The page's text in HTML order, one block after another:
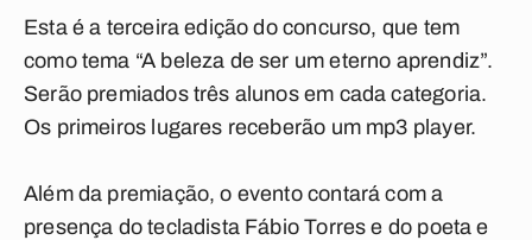
Esta é a terceira edição do concurso, que tem
como tema “A beleza de ser um eterno aprendiz”.
Serão premiados três alunos em cada categoria.
Os primeiros lugares receberão um mp3 player.
Além da premiação, o evento contará com a
presença do tecladista Fábio Torres e do poeta e